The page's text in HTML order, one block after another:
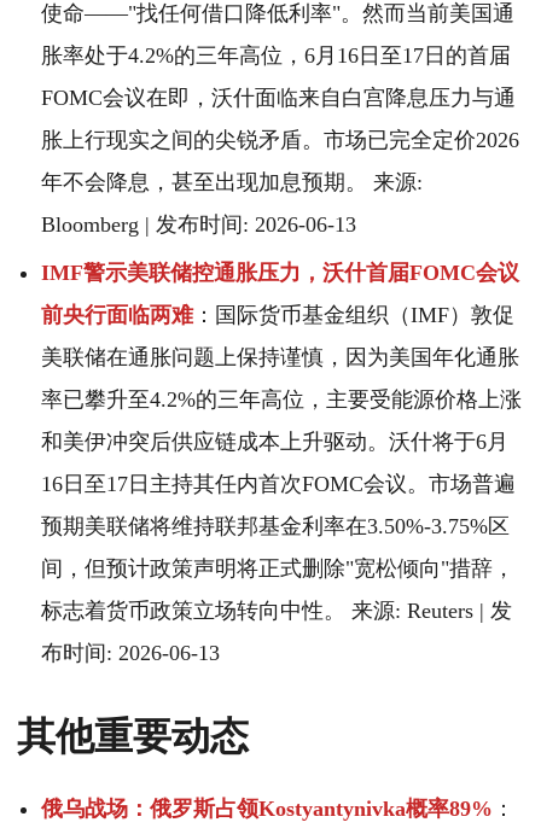
使命——"找任何借口降低利率"。然而当前美国通
胀率处于4.2%的三年高位，6月16日至17日的首届
FOMC会议在即，沃什面临来自白宫降息压力与通
胀上行现实之间的尖锐矛盾。市场已完全定价2026
年不会降息，甚至出现加息预期。 来源:
Bloomberg | 发布时间: 2026-06-13
IMF警示美联储控通胀压力，沃什首届FOMC会议
前央行面临两难：国际货币基金组织（IMF）敦促
美联储在通胀问题上保持谨慎，因为美国年化通胀
率已攀升至4.2%的三年高位，主要受能源价格上涨
和美伊冲突后供应链成本上升驱动。沃什将于6月
16日至17日主持其任内首次FOMC会议。市场普遍
预期美联储将维持联邦基金利率在3.50%-3.75%区
间，但预计政策声明将正式删除"宽松倾向"措辞，
标志着货币政策立场转向中性。 来源: Reuters | 发
布时间: 2026-06-13
其他重要动态
俄乌战场：俄罗斯占领Kostyantynivka概率89% ：